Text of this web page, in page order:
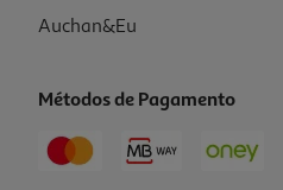
Auchan&Eu
Métodos de Pagamento